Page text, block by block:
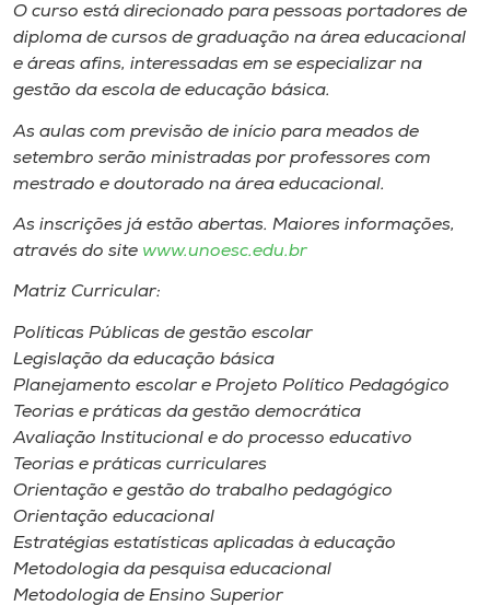
Unoesc
Store
A-
O curso está direcionado para pessoas portadores de
diploma de cursos de graduação na área educacional
e áreas afins, interessadas em se especializar na
gestão da escola de educação básica.
As aulas com previsão de início para meados de
setembro serão ministradas por professores com
mestrado e doutorado na área educacional.
As inscrições já estão abertas. Maiores informações,
através do site www.unoesc.edu.br
Matriz Curricular:
Políticas Públicas de gestão escolar
Legislação da educação básica
Planejamento escolar e Projeto Político Pedagógico
Teorias e práticas da gestão democrática
Avaliação Institucional e do processo educativo
Teorias e práticas curriculares
Orientação e gestão do trabalho pedagógico
Orientação educacional
Estratégias estatísticas aplicadas à educação
Metodologia da pesquisa educacional
Metodologia de Ensino Superior